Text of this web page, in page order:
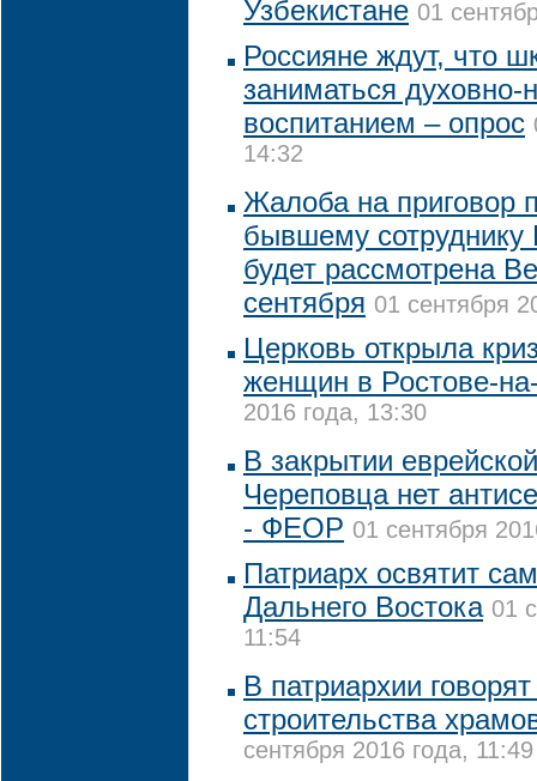
Узбекистане 01
Россияне ждут, что
заниматься
воспитанием – опрос
14:32
Жалоба на приговор
бывшему сотруднику
будет рассмотрена
сентября 01 сентября
Церковь открыла
женщин в Ростове-
2016 года, 13:30
В закрытии
Череповца нет
- ФЕОР 01 сентября
Патриарх освятит
Дальнего Востока 01
11:54
В патриархии
строительства
сентября 2016 года, 11:49